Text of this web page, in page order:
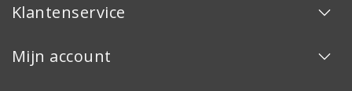
Klantenservice
Mijn account